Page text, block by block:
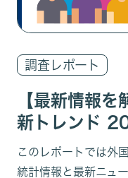
調査レポート
【最新情報
新トレンド
このレポートでは外
統計情報と最新ニュ